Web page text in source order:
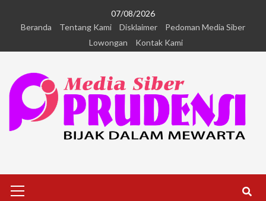
07/08/2026
Beranda
Tentang Kami Disklaimer
Pedoman Media Siber
Lowongan
Kontak Kami